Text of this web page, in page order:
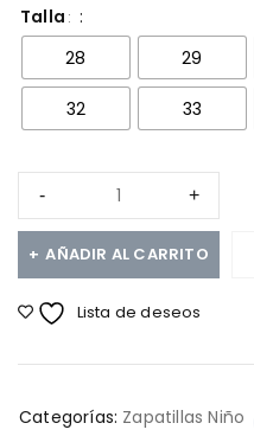
Talla
28
29
32 33
AÑADIR AL CARRITO
Lista de deseos
Categorías: Zapatillas Niño